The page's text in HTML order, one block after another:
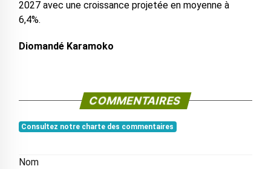
2027 avec une croissance projetée en moyenne à
6,4%.
Diomandé Karamoko
COMMENTAIRES
Consultez notre charte des commentaires
Nom